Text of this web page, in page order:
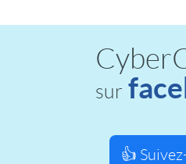
sur
👍